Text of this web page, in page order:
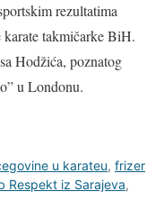
rezultatima
karate takmičarke BiH.
Hodžića, poznatog
u Londonu.
u karateu, frizer
Respekt iz Sarajeva,